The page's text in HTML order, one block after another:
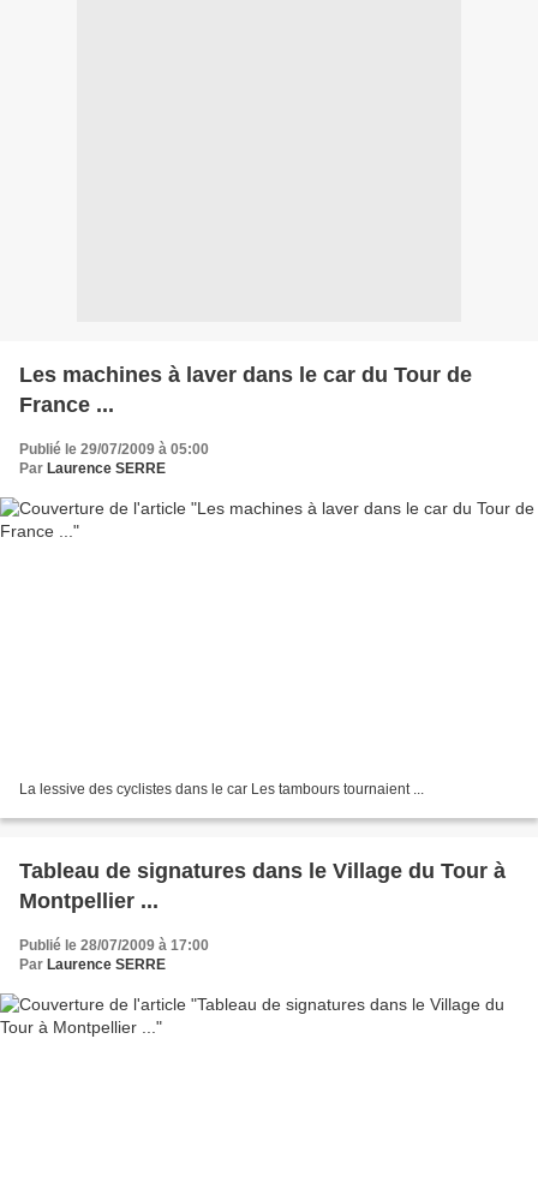
Les machines à laver dans le car du Tour de
France ...
Publié le 29/07/2009 à 05:00
Par Laurence SERRE
La lessive des cyclistes dans le car Les tambours tournaient ...
Tableau de signatures dans le Village du Tour à
Montpellier ...
Publié le 28/07/2009 à 17:00
Par Laurence SERRE